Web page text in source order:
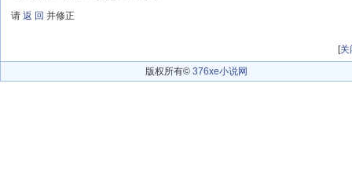
请 返 回 并修正
[关
版权所有© 376xe小说网